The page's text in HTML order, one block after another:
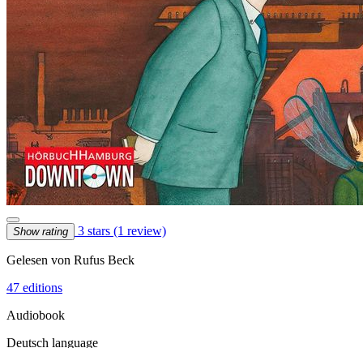
Show rating 3 stars (1 review)
Gelesen von Rufus Beck
47 editions
Audiobook
Deutsch language